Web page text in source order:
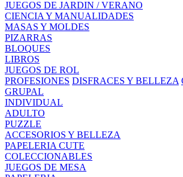
JUEGOS DE JARDIN / VERANO
CIENCIA Y MANUALIDADES
MASAS Y MOLDES
PIZARRAS
BLOQUES
LIBROS
JUEGOS DE ROL
PROFESIONES DISFRACES Y BELLEZA
GRUPAL
INDIVIDUAL
ADULTO
PUZZLE
ACCESORIOS Y BELLEZA
PAPELERIA CUTE
COLECCIONABLES
JUEGOS DE MESA